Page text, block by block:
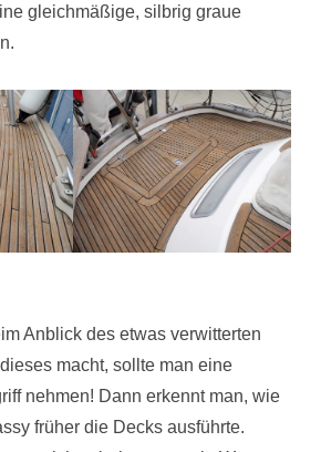
gleichmäßige, silbrig graue
Anblick des etwas verwitterten
macht, sollte man eine
nehmen! Dann erkennt man, wie
früher die Decks ausführte.